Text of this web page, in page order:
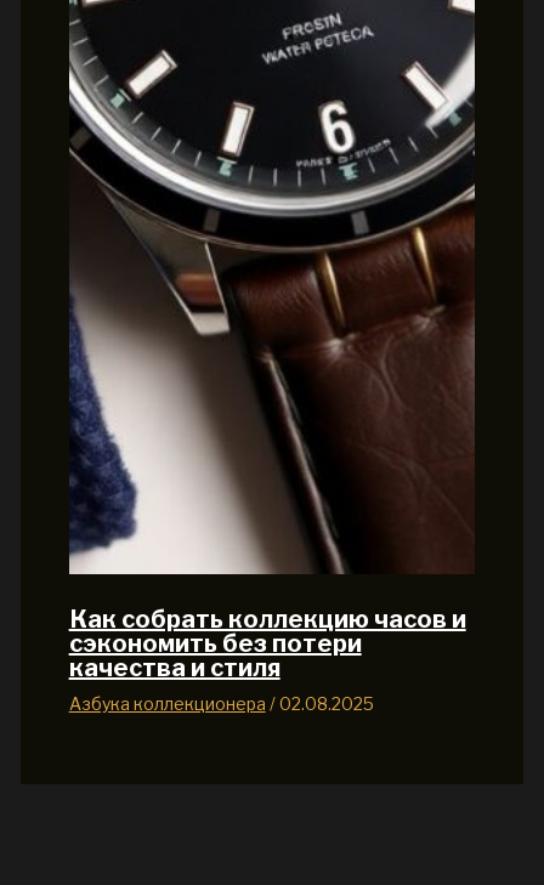
Как собрать коллекцию часов и
сэкономить без потери
качества и стиля
Азбука коллекционера /02.08.2025